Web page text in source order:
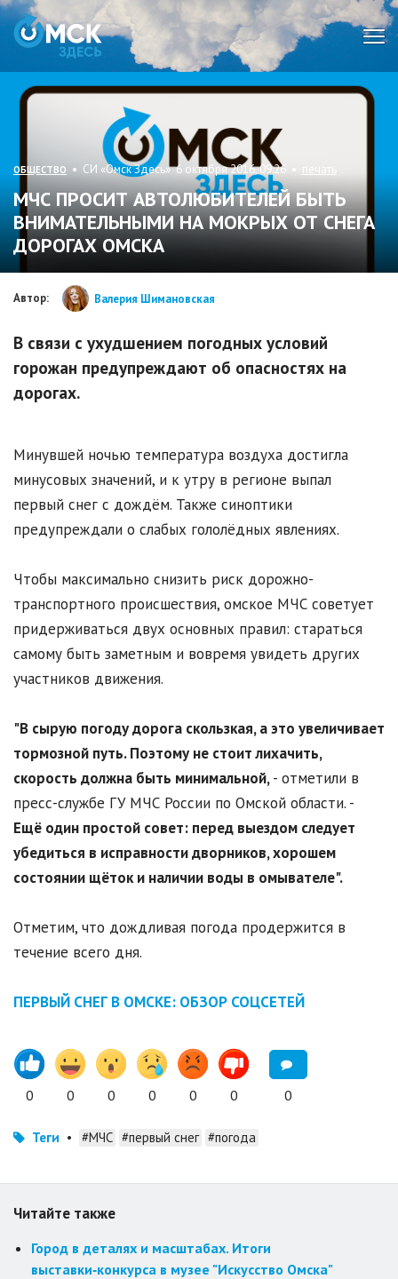
ОБЩЕСТВО • СИ «Омск Здесь» 6 октября 2016, 09:26 • печать
МЧС ПРОСИТ АВТОЛЮБИТЕЛЕЙ БЫТЬ
ВНИМАТЕЛЬНЫМИ НА МОКРЫХ ОТ СНЕГА
ДОРОГАХ ОМСКА
Автор: Валерия Шимановская
В связи с ухудшением погодных условий
горожан предупреждают об опасностях на
дорогах.
Минувшей ночью температура воздуха достигла
минусовых значений, и к утру в регионе выпал
первый снег с дождём. Также синоптики
предупреждали о слабых гололёдных явлениях.
Чтобы максимально снизить риск дорожно-
транспортного происшествия, омское МЧС советует
придерживаться двух основных правил: стараться
самому быть заметным и вовремя увидеть других
участников движения.
"В сырую погоду дорога скользкая, а это увеличивает
тормозной путь. Поэтому не стоит лихачить,
скорость должна быть минимальной,- отметили в
пресс-службе ГУ МЧС России по Омской области. -
Ещё один простой совет: перед выездом следует
убедиться в исправности дворников, хорошем
состоянии щёток и наличии воды в омывателе".
Отметим, что дождливая погода продержится в
течение всего дня.
ПЕРВЫЙ СНЕГ В ОМСКЕ: ОБЗОР СОЦСЕТЕЙ
0 0 0 0 0 0 0
Теги • #МЧС #первый снег #погода
Читайте также
Город в деталях и масштабах. Итоги
выставки‑конкурса в музее "Искусство Омска"